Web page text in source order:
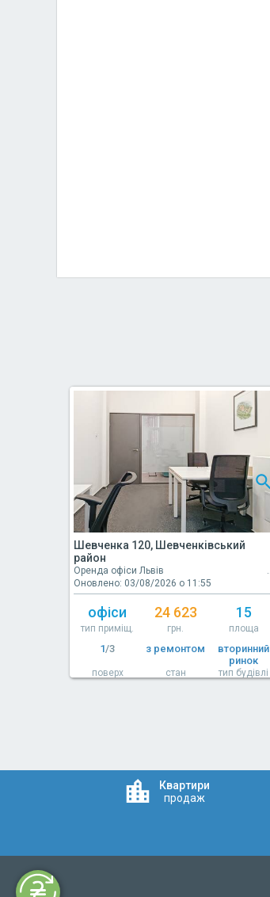
Шевченка 120, Шевченківський
район
Оренда офіси Львів
Оновлено: 03/08/2026 о 11:55
офіси
тип приміщ.
24 623
грн.
15
площа
1/3
поверх
з ремонтом
стан
вторинний
ринок
тип будівлі
Квартири
продаж